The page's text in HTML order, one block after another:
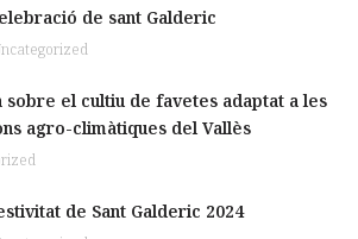
de sant Galderic
sobre el cultiu de favetes adaptat a les
agro-climàtiques del Vallès
de Sant Galderic 2024